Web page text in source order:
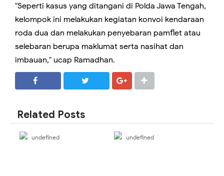
"Seperti kasus yang ditangani di Polda Jawa Tengah,
kelompok ini melakukan kegiatan konvoi kendaraan
roda dua dan melakukan penyebaran pamflet atau
selebaran berupa maklumat serta nasihat dan
imbauan," ucap Ramadhan.
Related Posts
undefined undefined